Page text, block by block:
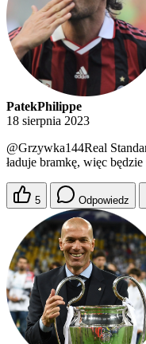
PatekPhilippe
18 sierpnia 2023
@Grzywka144Real
ładuje bramkę, więc
5 Odpowiedz